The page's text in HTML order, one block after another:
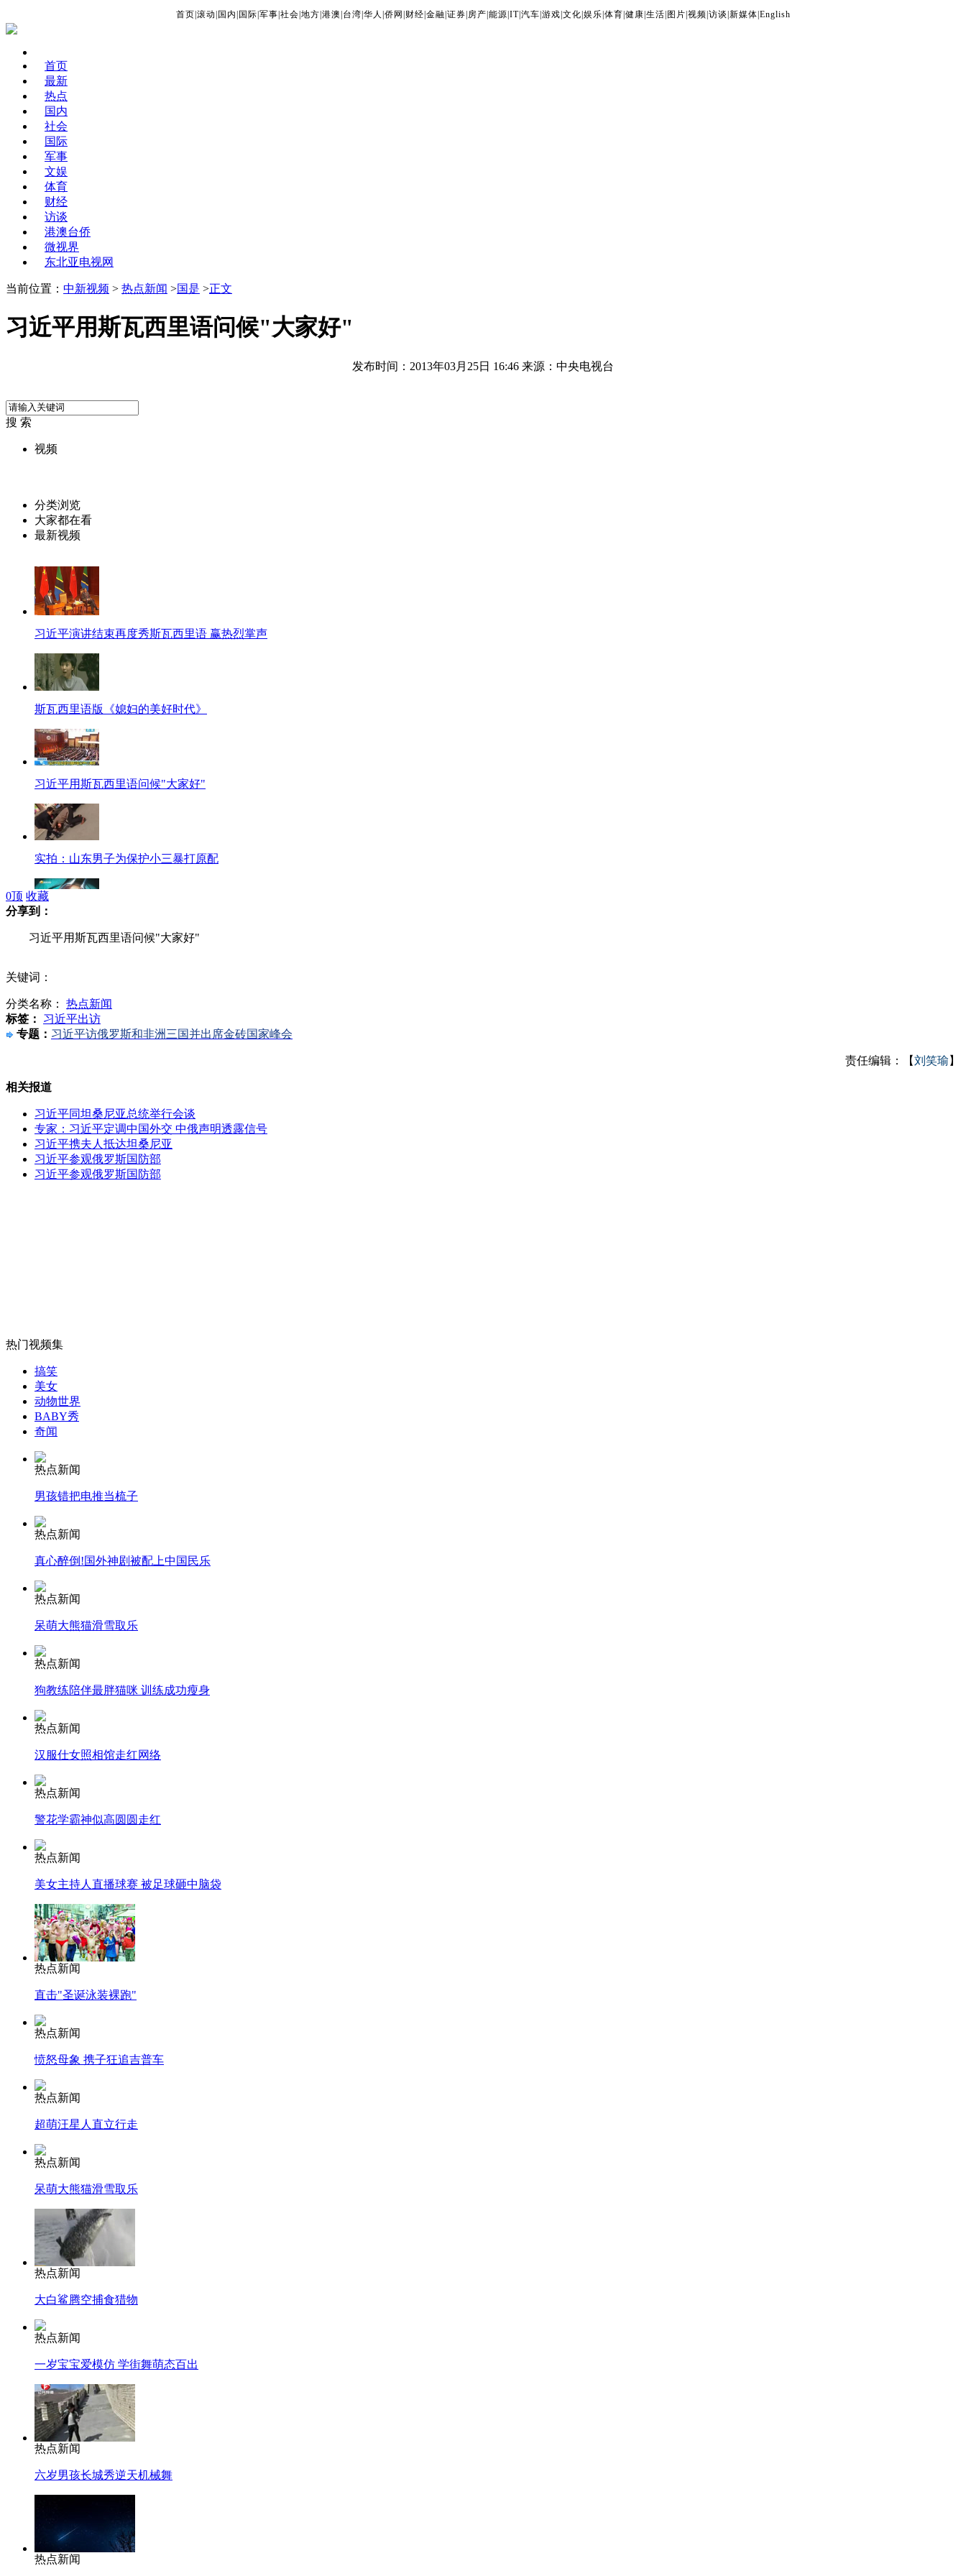
首页 滚动 国内 国际 军事 社会 地方 港澳 台湾 华人 侨网 财经 金融 证券 房产 能源 IT| 汽车 游戏 文化 娱乐 体育 健康 生活 图片 视频 访谈 新媒体 English
首页
最新
热点
国内
社会
国际
军事
文娱
体育
财经
访谈
港澳台侨
微视界
东北亚电视网
当前位置： 中新视频 > 热点新闻 >国是 >正文
习近平用斯瓦西里语问候"大家好"
发布时间：2013年03月25日 16:46 来源：中央电视台
搜 索
视频
分类浏览
大家都在看
最新视频
习近平演讲结束再度秀斯瓦西里语 赢热烈掌声
斯瓦西里语版《媳妇的美好时代》
习近平用斯瓦西里语问候"大家好"
实拍：山东男子为保护小三暴打原配
南京男子鼻腔内竟然长牙齿
80后女生录用老公试卷走红
温州动车事故幸存者小伊伊回家
美促伊拉克阻伊朗经其领空向叙运武器
女孩北京地铁殴打老人 痛下狠手拳打脚踢
外交部：反对强权政治霸凌主义
外交部：有关国家言论片面不公正
安徽一实载49人客车翻车
走！跟着总书记去植树
消防员救轻生者
纽约上演“枕头大战”
司机酒驾遇交警 急速倒车逃窜
0顶 收藏
分享到：
习近平用斯瓦西里语问候"大家好"
关键词：
分类名称： 热点新闻
标签：
习近平出访
专题： 习近平访俄罗斯和非洲三国并出席金砖国家峰会
责任编辑：【刘笑瑜 】
相关报道
习近平同坦桑尼亚总统举行会谈
专家：习近平定调中国外交 中俄声明透露信号
习近平携夫人抵达坦桑尼亚
习近平参观俄罗斯国防部
习近平参观俄罗斯国防部
热门视频集
搞笑
美女
动物世界
BABY秀
奇闻
热点新闻
男孩错把电推当梳子
热点新闻
真心醉倒!国外神剧被配上中国民乐
热点新闻
呆萌大熊猫滑雪取乐
热点新闻
狗教练陪伴最胖猫咪 训练成功瘦身
热点新闻
汉服仕女照相馆走红网络
热点新闻
警花学霸神似高圆圆走红
热点新闻
美女主持人直播球赛 被足球砸中脑袋
热点新闻
直击"圣诞泳装裸跑"
热点新闻
愤怒母象 携子狂追吉普车
热点新闻
超萌汪星人直立行走
热点新闻
呆萌大熊猫滑雪取乐
热点新闻
大白鲨腾空捕食猎物
热点新闻
一岁宝宝爱模仿 学街舞萌态百出
热点新闻
六岁男孩长城秀逆天机械舞
热点新闻